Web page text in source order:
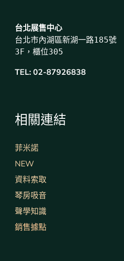
台北展售中心
台北市內湖區新湖一路185號
3F，櫃位305
TEL: 02-87926838
相關連結
菲米諾
NEW
資料索取
琴房吸音
聲學知識
銷售據點